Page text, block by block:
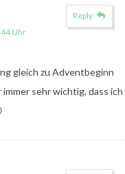
Uhr
gleich zu Adventbeginn
sehr wichtig, dass ich
Reply